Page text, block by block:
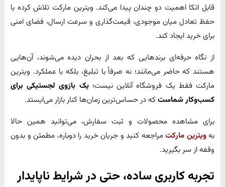
قابل اتکا اهمیت دو چندان پیدا می‌کند. ویترین مارکت تلاش کرده با
حفظ تعادل میان موجودی، قیمت‌گذاری و سرعت ارسال، فضای امنی
برای خرید ایجاد کند.
از نگاه حرفه‌ای برندهایی که بعد از بحران دیده می‌شوند، آن‌هایی
هستند که حاضر می‌مانند؛ نه صرفاً با تبلیغ، بلکه با عملکرد. ویترین
مارکت فقط یک فروشگاه آنلاین نیست؛یک بازوی لجستیکی برای
کسب‌وکار شماستکه در حساس‌ترین زمان‌ها کنار بازار می‌ایستد.
برای مشاهده محصولات و ثبت سفارش، می‌توانید همین حالا
بهویترین مارکتمراجعه کنید و جریان خرید را دوباره، مطمئن و بدون
وقفه از سر بگیرید.
تجربه کاربری ساده، حتی در شرایط ناپایدار